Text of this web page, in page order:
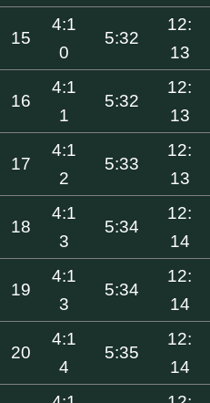
15
4:1
0
5:32
12:
13
16
4:1
1
5:32
12:
13
17
4:1
2
5:33
12:
13
18
4:1
3
5:34
12:
14
19
4:1
3
5:34
12:
14
20
4:1
4
5:35
12:
14